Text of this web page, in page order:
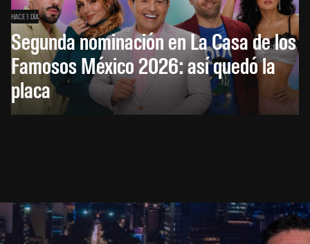
HACE 1 DÍA
Segunda nominación en La Casa de los
Famosos México 2026: así quedó la
placa